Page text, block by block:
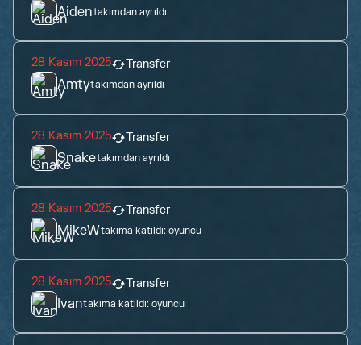
Aidentakımdan ayrıldı
28 Kasım 2025 Transfer
Amtytakımdan ayrıldı
28 Kasım 2025 Transfer
Snaketakımdan ayrıldı
28 Kasım 2025 Transfer
MikeWtakıma katıldı:oyuncu
28 Kasım 2025 Transfer
Ivantakıma katıldı: oyuncu